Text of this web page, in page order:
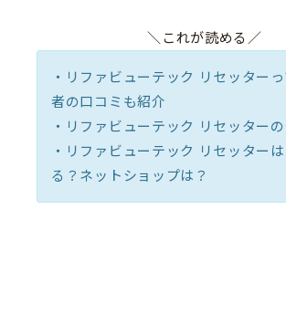
＼これが読める／
・リファビューテック リセッター
者の口コミも紹介
・リファビューテック リセッター
・リファビューテック リセッター
る？ネットショップは？